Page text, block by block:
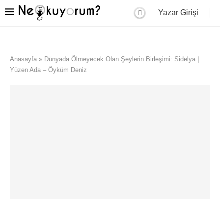
Yazar Girişi
Anasayfa » Dünyada Ölmeyecek Olan Şeylerin Birleşimi: Sidelya |
Yüzen Ada – Öyküm Deniz